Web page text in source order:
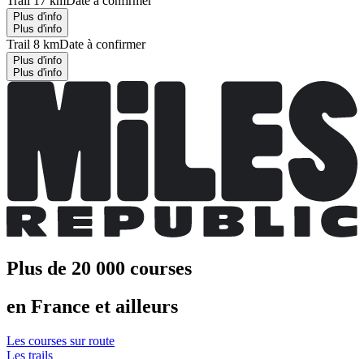
Plus d'info
Plus d'info
Trail 8 kmDate à confirmer
Plus d'info
Plus d'info
Plus de 20 000 courses
en France et ailleurs
Les courses sur route
Les trails